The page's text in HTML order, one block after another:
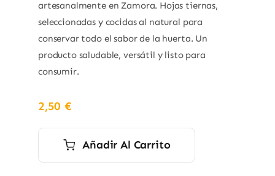
artesanalmente en Zamora. Hojas tiernas,
seleccionadas y cocidas al natural para
conservar todo el sabor de la huerta. Un
producto saludable, versátil y listo para
consumir.
2,50€
Añadir Al Carrito